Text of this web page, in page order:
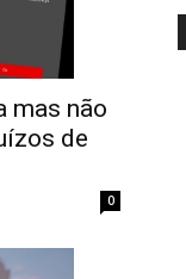
mas não
de
0